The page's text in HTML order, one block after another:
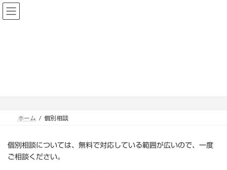
コ
ン
プ
ナ
ビ
動
ホーム 個別相談
個別相談については、無料で対応している範囲が広いので、一度
ご相談ください。